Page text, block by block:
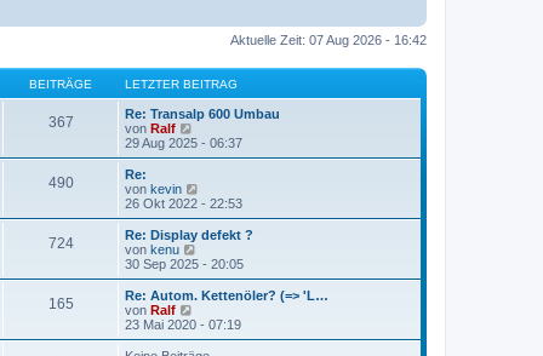
Aktuelle Zeit: 07 Aug 2026 - 16:42
BEITRÄGE LETZTER BEITRAG
367
Re: Transalp 600 Umbau
von Ralf
e
u
s
t
B
e
i
r
g
29 Aug 2025 - 06:37
490
Re:
von kevin
e
u
e
r
B
26 Okt 2022 - 22:53
724
Re: Display defekt ?
von kenu
e
u
e
30 Sep 2025 - 20:05
165
Re: Autom. Kettenöler? (=> 'L…
von Ralf
e
u
e
23 Mai 2020 - 07:19